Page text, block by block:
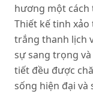
hương một cách
Thiết kế tinh
trắng thanh lịch
sự sang trọng
tiết đều được
sống hiện đại và